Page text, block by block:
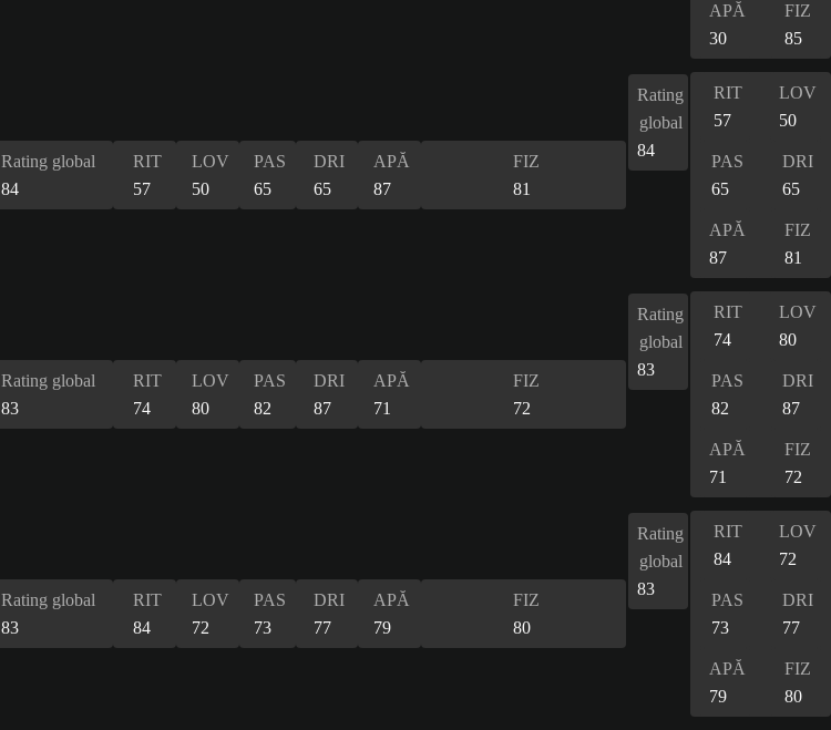
APĂ
30
FIZ
85
Rating global
84
RIT
57
LOV
50
PAS
65
DRI
65
APĂ
87
FIZ
81
Rating
global
84
RIT
57
LOV
50
PAS
65
DRI
65
APĂ
87
FIZ
81
Rating global
83
RIT
74
LOV
80
PAS
82
DRI
87
APĂ
71
FIZ
72
Rating
global
83
RIT
74
LOV
80
PAS
82
DRI
87
APĂ
71
FIZ
72
Rating global
83
RIT
84
LOV
72
PAS
73
DRI
77
APĂ
79
FIZ
80
Rating
global
83
RIT
84
LOV
72
PAS
73
DRI
77
APĂ
79
FIZ
80